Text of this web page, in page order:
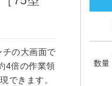
の大画面で
4倍の作業領
できます。
数量